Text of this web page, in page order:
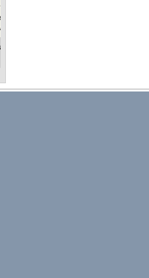
a decorrer. Aqui:
geeklist/286035/portugal-
em 10 minutos :)